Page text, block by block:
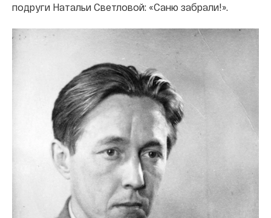
подруги Натальи Светловой: «Саню забрали!».